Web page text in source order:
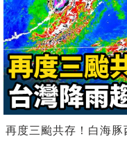
再度三颱共存！白海